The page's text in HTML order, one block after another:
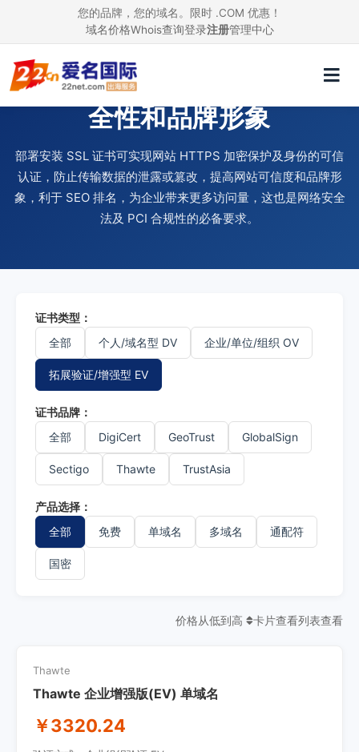
您的品牌，您的域名。限时 .COM 优惠！
域名价格Whois查询登录注册管理中心
使用 SSL 证书，提升网站安
全性和品牌形象
部署安装 SSL 证书可实现网站 HTTPS 加密保护及身份的可信
认证，防止传输数据的泄露或篡改，提高网站可信度和品牌形
象，利于 SEO 排名，为企业带来更多访问量，这也是网络安全
法及 PCI 合规性的必备要求。
证书类型：
全部
个人/域名型 DV 企业/单位/组织 OV
拓展验证/增强型 EV
证书品牌：
全部
DigiCert GeoTrust GlobalSign
Sectigo Thawte TrustAsia
产品选择：
全部
免费 单域名 多域名 通配符
国密
价格从低到高 卡片查看列表查看
Thawte
Thawte 企业增强版(EV) 单域名
￥3320.24